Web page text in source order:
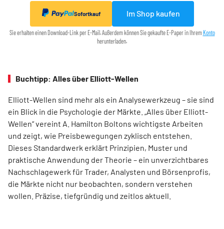
Sofortkauf Im Shop kaufen
Sie erhalten einen Download-Link per E-Mail. Außerdem können Sie gekaufte E-Paper in IhremKonto
herunterladen.
Buchtipp: Alles über Elliott-Wellen
Elliott-Wellen sind mehr als ein Analysewerkzeug – sie sind
ein Blick in die Psychologie der Märkte. „Alles über Elliott-
Wellen“ vereint A. Hamilton Boltons wichtigste Arbeiten
und zeigt, wie Preisbewegungen zyklisch entstehen.
Dieses Standardwerk erklärt Prinzipien, Muster und
praktische Anwendung der Theorie – ein unverzichtbares
Nachschlagewerk für Trader, Analysten und Börsenprofis,
die Märkte nicht nur beobachten, sondern verstehen
wollen. Präzise, tiefgründig und zeitlos aktuell.